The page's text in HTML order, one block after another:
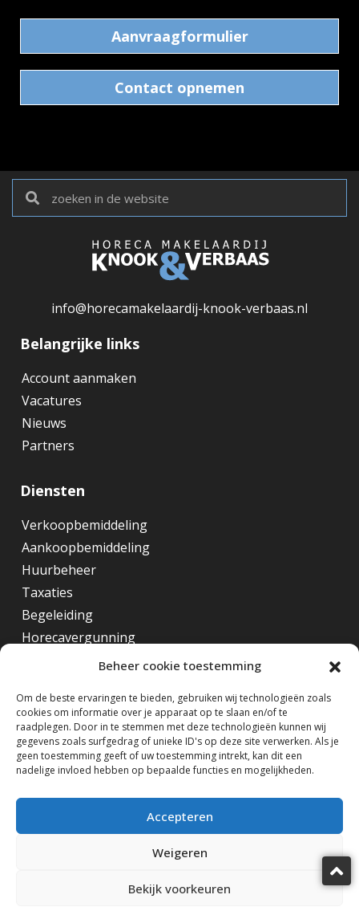
Beheer cookie toestemming
Om de beste ervaringen te bieden, gebruiken wij technologieën zoals
cookies om informatie over je apparaat op te slaan en/of te
raadplegen. Door in te stemmen met deze technologieën kunnen wij
gegevens zoals surfgedrag of unieke ID's op deze site verwerken. Als je
geen toestemming geeft of uw toestemming intrekt, kan dit een
nadelige invloed hebben op bepaalde functies en mogelijkheden.
Accepteren
Weigeren
Bekijk voorkeuren
Aanvraagformulier
Contact opnemen
info@horecamakelaardij-knook-verbaas.nl
Belangrijke links
Account aanmaken
Vacatures
Nieuws
Partners
Diensten
Verkoopbemiddeling
Aankoopbemiddeling
Huurbeheer
Taxaties
Begeleiding
Horecavergunning
Horecamakelaar Rotterdam
Horecamakelaar Eindhoven
Horecamakelaar Amsterdam
Horecamakelaardij Knook & Verbaas © 2025